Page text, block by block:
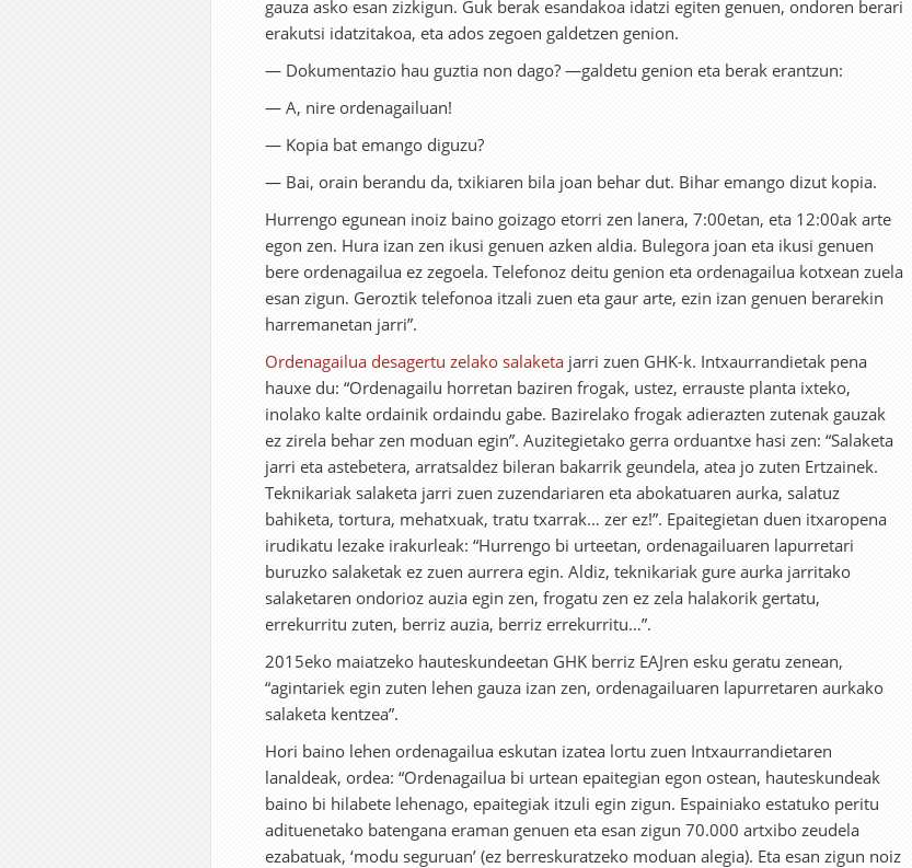
gauza asko esan zizkigun. Guk berak esandakoa idatzi egiten genuen, ondoren berari
erakutsi idatzitakoa, eta ados zegoen galdetzen genion.
— Dokumentazio hau guztia non dago? —galdetu genion eta berak erantzun:
— A, nire ordenagailuan!
— Kopia bat emango diguzu?
— Bai, orain berandu da, txikiaren bila joan behar dut. Bihar emango dizut kopia.
Hurrengo egunean inoiz baino goizago etorri zen lanera, 7:00etan, eta 12:00ak arte
egon zen. Hura izan zen ikusi genuen azken aldia. Bulegora joan eta ikusi genuen
bere ordenagailua ez zegoela. Telefonoz deitu genion eta ordenagailua kotxean zuela
esan zigun. Geroztik telefonoa itzali zuen eta gaur arte, ezin izan genuen berarekin
harremanetan jarri”.
Ordenagailua desagertu zelako salaketa jarri zuen GHK-k. Intxaurrandietak pena
hauxe du: “Ordenagailu horretan baziren frogak, ustez, errauste planta ixteko,
inolako kalte ordainik ordaindu gabe. Bazirelako frogak adierazten zutenak gauzak
ez zirela behar zen moduan egin”. Auzitegietako gerra orduantxe hasi zen: “Salaketa
jarri eta astebetera, arratsaldez bileran bakarrik geundela, atea jo zuten Ertzainek.
Teknikariak salaketa jarri zuen zuzendariaren eta abokatuaren aurka, salatuz
bahiketa, tortura, mehatxuak, tratu txarrak… zer ez!”. Epaitegietan duen itxaropena
irudikatu lezake irakurleak: “Hurrengo bi urteetan, ordenagailuaren lapurretari
buruzko salaketak ez zuen aurrera egin. Aldiz, teknikariak gure aurka jarritako
salaketaren ondorioz auzia egin zen, frogatu zen ez zela halakorik gertatu,
errekurritu zuten, berriz auzia, berriz errekurritu…”.
2015eko maiatzeko hauteskundeetan GHK berriz EAJren esku geratu zenean,
“agintariek egin zuten lehen gauza izan zen, ordenagailuaren lapurretaren aurkako
salaketa kentzea”.
Hori baino lehen ordenagailua eskutan izatea lortu zuen Intxaurrandietaren
lanaldeak, ordea: “Ordenagailua bi urtean epaitegian egon ostean, hauteskundeak
baino bi hilabete lehenago, epaitegiak itzuli egin zigun. Espainiako estatuko peritu
adituenetako batengana eraman genuen eta esan zigun 70.000 artxibo zeudela
ezabatuak, ‘modu seguruan’ (ez berreskuratzeko moduan alegia). Eta esan zigun noiz